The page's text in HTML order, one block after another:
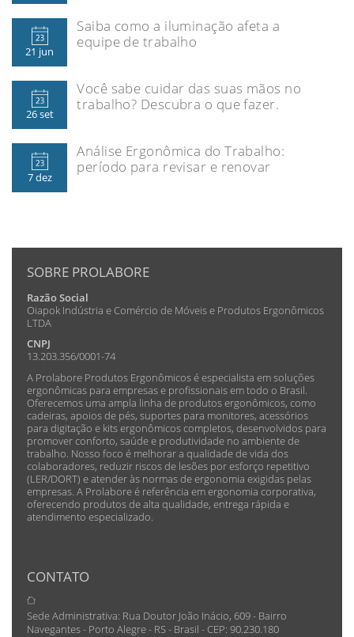
21 jun
Saiba como a iluminação afeta a
equipe de trabalho
26 set
Você sabe cuidar das suas mãos no
trabalho? Descubra o que fazer.
7 dez
Análise Ergonômica do Trabalho:
período para revisar e renovar
SOBRE PROLABORE
Razão Social
Oiapok Indústria e Comércio de Móveis e Produtos Ergonômicos
LTDA
CNPJ
13.203.356/0001-74
A Prolabore Produtos Ergonômicos é especialista em soluções
ergonômicas para empresas e profissionais em todo o Brasil.
Oferecemos uma ampla linha de produtos ergonômicos, como
cadeiras, apoios de pés, suportes para monitores, acessórios
para digitação e kits ergonômicos completos, desenvolvidos para
promover conforto, saúde e produtividade no ambiente de
trabalho. Nosso foco é melhorar a qualidade de vida dos
colaboradores, reduzir riscos de lesões por esforço repetitivo
(LER/DORT) e atender às normas de ergonomia exigidas pelas
empresas. A Prolabore é referência em ergonomia corporativa,
oferecendo produtos de alta qualidade, entrega rápida e
atendimento especializado.
CONTATO
Sede Administrativa: Rua Doutor João Inácio, 609 - Bairro
Navegantes - Porto Alegre - RS - Brasil - CEP: 90.230.180